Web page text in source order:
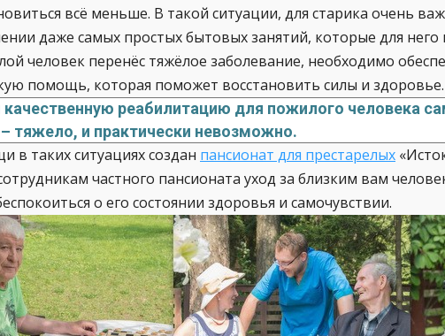
всё меньше. В такой ситуации, для старика очень
даже самых простых бытовых занятий, которые для него
человек перенёс тяжёлое заболевание, необходимо
помощь, которая поможет восстановить силы и здоровье.
качественную реабилитацию для пожилого человека
тяжело, и практически невозможно.
в таких ситуациях создан пансионат для престарелых
частного пансионата уход за близким вам
о его состоянии здоровья и самочувствии.